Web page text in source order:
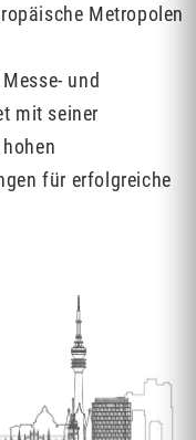
Metropolen
und
mit seiner
für erfolgreiche